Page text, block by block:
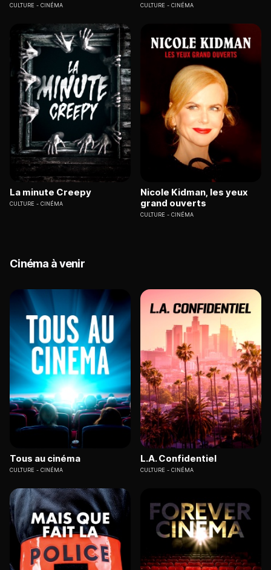
CULTURE CINÉMA CULTURE CINÉMA
La minute Creepy
CULTURE CINÉMA
Nicole Kidman, les yeux
grand ouverts
CULTURE CINÉMA
Cinéma à venir
Tous au cinéma
CULTURE CINÉMA
L.A. Confidentiel
CULTURE CINÉMA